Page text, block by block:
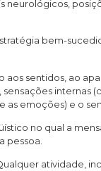
neurológicos,
bem-
aos sentidos, ao
sensações internas
as emoções) e o
no qual a
pessoa.
atividade,